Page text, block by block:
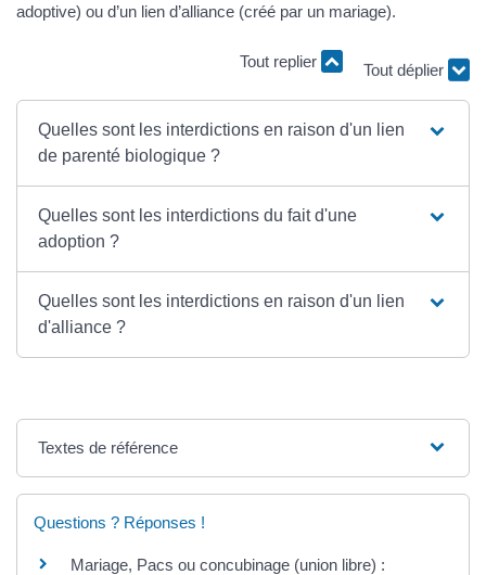
adoptive) ou d’un lien d’alliance (créé par un mariage).
Tout replier
Tout déplier
Quelles sont les interdictions en raison d'un lien
de parenté biologique ?
Quelles sont les interdictions du fait d'une
adoption ?
Quelles sont les interdictions en raison d'un lien
d'alliance ?
Textes de référence
Questions ? Réponses !
Mariage, Pacs ou concubinage (union libre) :